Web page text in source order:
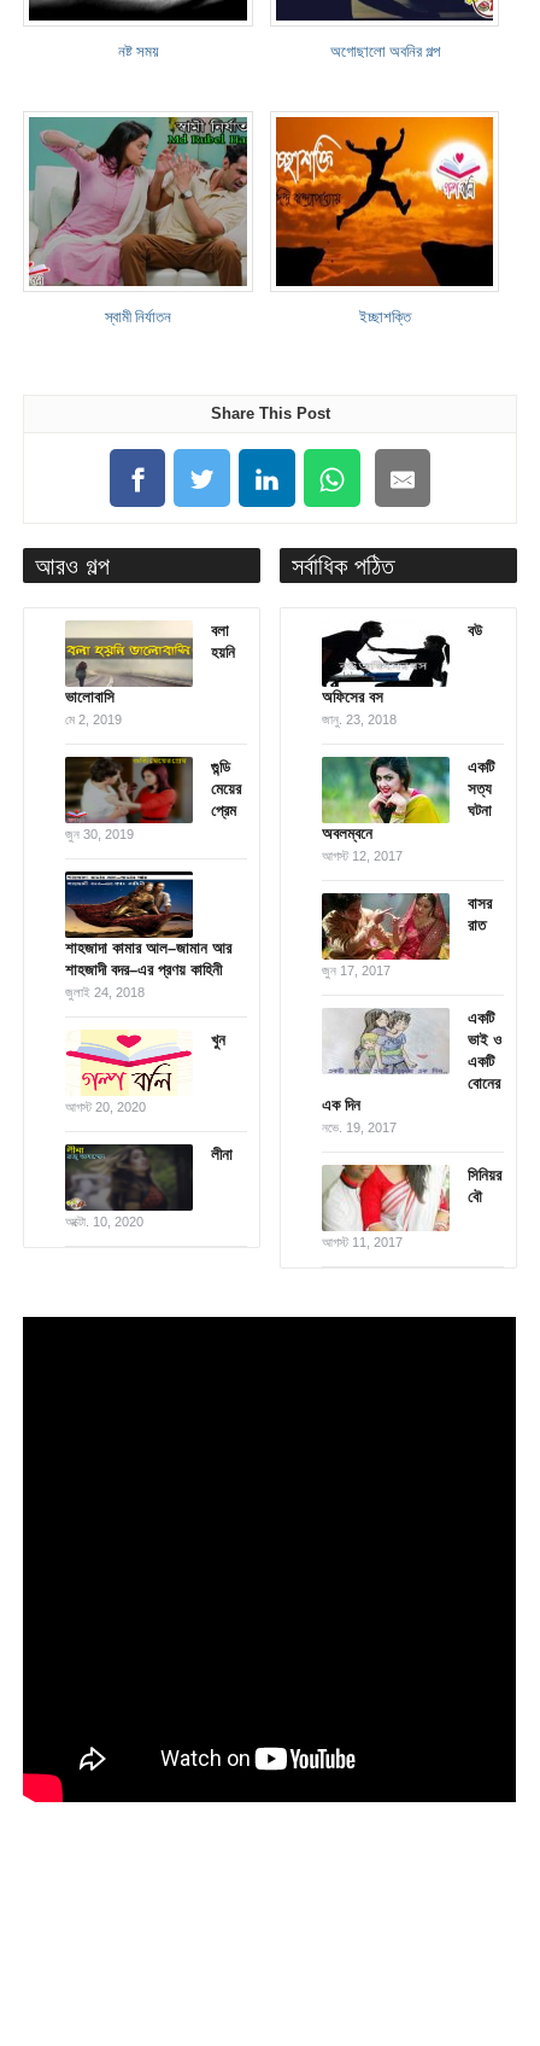
নষ্ট সময় অগোছালো অবনির গল্প
স্বামী নির্যাতন ইচ্ছাশক্তি
Share This Post
আরও গল্প
বলা
হয়নি
ভালোবাসি
মে 2, 2019
গুন্ডি
মেয়ের
প্রেম
জুন 30, 2019
শাহজাদা কামার আল–জামান আর
শাহজাদী বদর–এর প্রণয় কাহিনী
জুলাই 24, 2018
খুন
আগস্ট 20, 2020
লীনা
অক্টো. 10, 2020
সর্বাধিক পঠিত
বউ
অফিসের বস
জানু. 23, 2018
একটি
সত্য
ঘটনা
অবলম্বনে
আগস্ট 12, 2017
বাসর
রাত
জুন 17, 2017
একটি
ভাই ও
একটি
বোনের
এক দিন
নভে. 19, 2017
সিনিয়র
বৌ
আগস্ট 11, 2017